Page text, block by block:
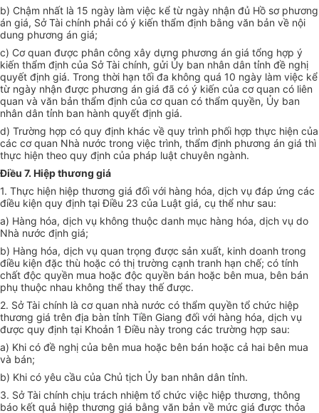
b) Chậm nhất là 15 ngày làm việc kể từ ngày nhận đủ Hồ sơ phương
án giá, Sở Tài chính phải có ý kiến thẩm định bằng văn bản về nội
dung phương án giá;
c) Cơ quan được phân công xây dựng phương án giá tổng hợp ý
kiến thẩm định của Sở Tài chính, gửi Ủy ban nhân dân tỉnh đề nghị
quyết định giá. Trong thời hạn tối đa không quá 10 ngày làm việc kể
từ ngày nhận được phương án giá đã có ý kiến của cơ quan có liên
quan và văn bản thẩm định của cơ quan có thẩm quyền, Ủy ban
nhân dân tỉnh ban hành quyết định giá.
d) Trường hợp có quy định khác về quy trình phối hợp thực hiện của
các cơ quan Nhà nước trong việc trình, thẩm định phương án giá thì
thực hiện theo quy định của pháp luật chuyên ngành.
Điều 7. Hiệp thương giá
1. Thực hiện hiệp thương giá đối với hàng hóa, dịch vụ đáp ứng các
điều kiện quy định tại Điều 23 của Luật giá, cụ thể như sau:
a) Hàng hóa, dịch vụ không thuộc danh mục hàng hóa, dịch vụ do
Nhà nước định giá;
b) Hàng hóa, dịch vụ quan trọng được sản xuất, kinh doanh trong
điều kiện đặc thù hoặc có thị trường cạnh tranh hạn chế; có tính
chất độc quyền mua hoặc độc quyền bán hoặc bên mua, bên bán
phụ thuộc nhau không thể thay thế được.
2. Sở Tài chính là cơ quan nhà nước có thẩm quyền tổ chức hiệp
thương giá trên địa bàn tỉnh Tiền Giang đối với hàng hóa, dịch vụ
được quy định tại Khoản 1 Điều này trong các trường hợp sau:
a) Khi có đề nghị của bên mua hoặc bên bán hoặc cả hai bên mua
và bán;
b) Khi có yêu cầu của Chủ tịch Ủy ban nhân dân tỉnh.
3. Sở Tài chính chịu trách nhiệm tổ chức việc hiệp thương, thông
báo kết quả hiệp thương giá bằng văn bản về mức giá được thỏa